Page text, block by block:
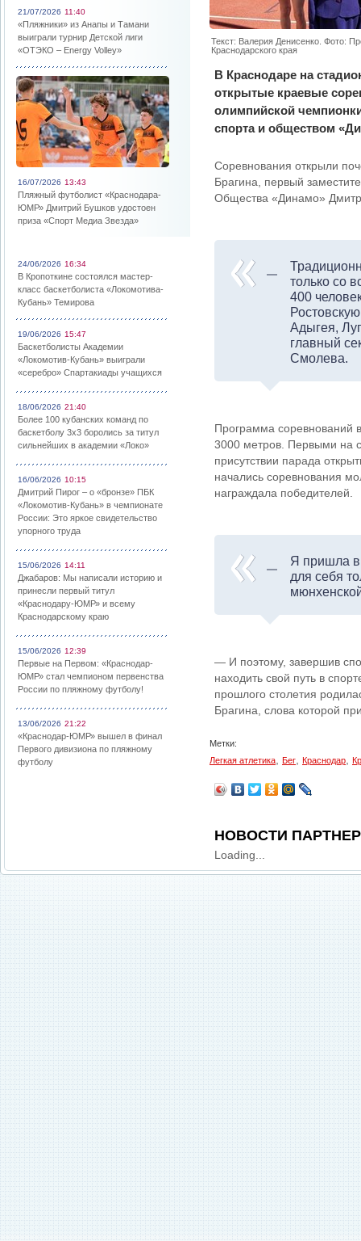
21/07/2026 11:40
«Пляжники» из Анапы и Тамани
выиграли турнир Детской лиги
«ОТЭКО – Energy Volley»
16/07/2026 13:43
Пляжный футболист «Краснодара-
ЮМР» Дмитрий Бушков удостоен
приза «Спорт Медиа Звезда»
24/06/2026 16:34
В Кропоткине состоялся мастер-
класс баскетболиста «Локомотива-
Кубань» Темирова
19/06/2026 15:47
Баскетболисты Академии
«Локомотив-Кубань» выиграли
«серебро» Спартакиады учащихся
18/06/2026 21:40
Более 100 кубанских команд по
баскетболу 3х3 боролись за титул
сильнейших в академии «Локо»
16/06/2026 10:15
Дмитрий Пирог – о «бронзе» ПБК
«Локомотив-Кубань» в чемпионате
России: Это яркое свидетельство
упорного труда
15/06/2026 14:11
Джабаров: Мы написали историю и
принесли первый титул
«Краснодару-ЮМР» и всему
Краснодарскому краю
15/06/2026 12:39
Первые на Первом: «Краснодар-
ЮМР» стал чемпионом первенства
России по пляжному футболу!
13/06/2026 21:22
«Краснодар-ЮМР» вышел в финал
Первого дивизиона по пляжному
футболу
Текст: Валерия Денисенко. Фото:
Краснодарского края
В Краснодаре на
открытые краевые
олимпийской
спорта и обществом
Соревнования открыли
Брагина, первый
Общества «Динамо»
только со
400
Адыгея,
главный
Смолева.
Программа соревнований
3000 метров. Первыми на
присутствии парада
начались соревнования
награждала победителей.
Я пришла в
для себя
— И поэтому, завершив
находить свой путь в
прошлого столетия
Брагина, слова которой
Метки:
Легкая атлетика
Бег Краснодар
НОВОСТИ
Loading...